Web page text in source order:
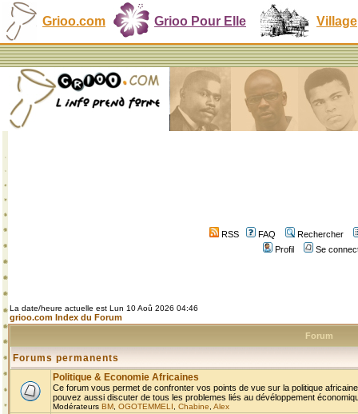
Grioo.com Grioo Pour Elle Village
RSS FAQ
Rechercher
Profil
Se
La date/heure actuelle est Lun 10 Aoû 2026 04:46
grioo.com Index du Forum
Forum
Forums permanents
Politique & Economie Africaines
Ce forum vous permet de confronter vos points de vue sur la politique
pouvez aussi discuter de tous les problemes liés au dévéloppement
Modérateurs BM OGOTEMMELI Chabine Alex